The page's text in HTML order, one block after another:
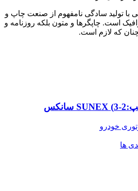
با تولید سادگی نامفهوم از صنعت چاپ و
است. چاپگرها و متون بلکه روزنامه و
که لازم است.
خودرو
ها